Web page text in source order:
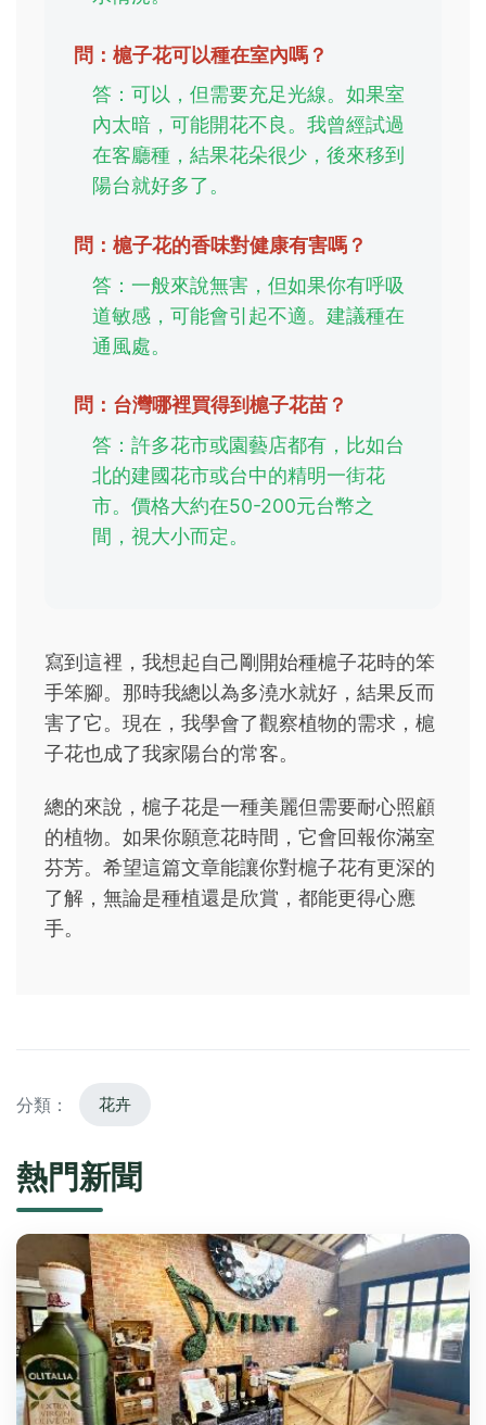
問：槴子花可以種在室內嗎？
答：可以，但需要充足光線。如果室
內太暗，可能開花不良。我曾經試過
在客廳種，結果花朵很少，後來移到
陽台就好多了。
問：槴子花的香味對健康有害嗎？
答：一般來說無害，但如果你有呼吸
道敏感，可能會引起不適。建議種在
通風處。
問：台灣哪裡買得到槴子花苗？
答：許多花市或園藝店都有，比如台
北的建國花市或台中的精明一街花
市。價格大約在50-200元台幣之
間，視大小而定。
寫到這裡，我想起自己剛開始種槴子花時的笨
手笨腳。那時我總以為多澆水就好，結果反而
害了它。現在，我學會了觀察植物的需求，槴
子花也成了我家陽台的常客。
總的來說，槴子花是一種美麗但需要耐心照顧
的植物。如果你願意花時間，它會回報你滿室
芬芳。希望這篇文章能讓你對槴子花有更深的
了解，無論是種植還是欣賞，都能更得心應
手。
分類： 花卉
熱門新聞